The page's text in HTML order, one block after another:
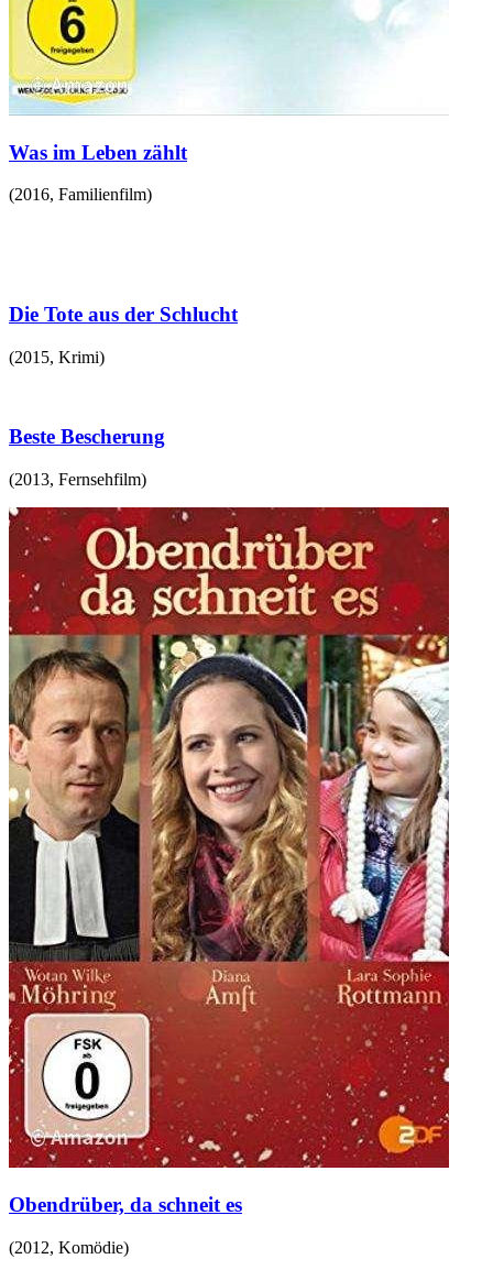
Was im Leben zählt
(2016, Familienfilm)
Die Tote aus der Schlucht
(2015, Krimi)
Beste Bescherung
(2013, Fernsehfilm)
Obendrüber, da schneit es
(2012, Komödie)